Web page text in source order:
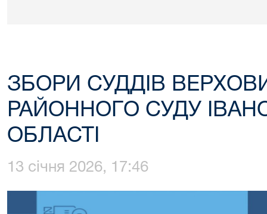
ЗБОРИ СУДДІВ
РАЙОННОГО СУДУ
ОБЛАСТІ
13 січня 2026, 17:46